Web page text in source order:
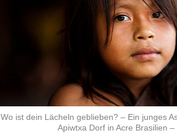
Wo ist dein Lächeln geblieben? – Ein junges
Apiwtxa Dorf in Acre Brasilien